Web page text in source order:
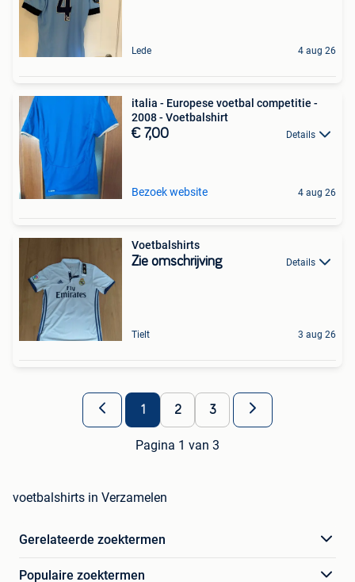
Lede 4 aug 26
italia - Europese voetbal competitie -
2008 - Voetbalshirt
€ 7,00 Details
Bezoek website 4 aug 26
Voetbalshirts
Zie omschrijving Details
Tielt 3 aug 26
1 2 3
Pagina 1 van 3
voetbalshirts in Verzamelen
Gerelateerde zoektermen
Populaire zoektermen